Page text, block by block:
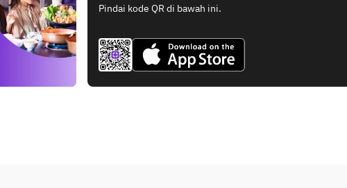
Pindai kode QR di bawah ini.